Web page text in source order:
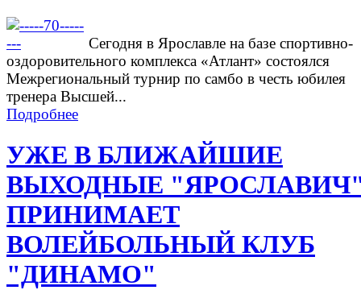
Сегодня в Ярославле на базе спортивно-
оздоровительного комплекса «Атлант» состоялся
Межрегиональный турнир по самбо в честь юбилея
тренера Высшей...
Подробнее
УЖЕ В БЛИЖАЙШИЕ
ВЫХОДНЫЕ
ПРИНИМАЕТ
ВОЛЕЙБОЛЬНЫЙ КЛУБ
"ДИНАМО"